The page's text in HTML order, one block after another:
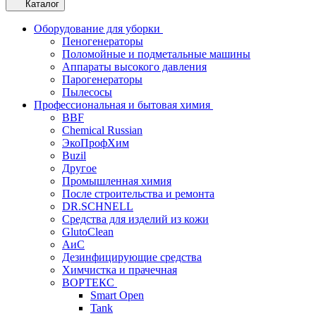
Каталог
Оборудование для уборки
Пеногенераторы
Поломойные и подметальные машины
Аппараты высокого давления
Парогенераторы
Пылесосы
Профессиональная и бытовая химия
BBF
Chemical Russian
ЭкоПрофХим
Buzil
Другое
Промышленная химия
После строительства и ремонта
DR.SCHNELL
Средства для изделий из кожи
GlutoClean
АиС
Дезинфицирующие средства
Химчистка и прачечная
ВОРТЕКС
Smart Open
Tank